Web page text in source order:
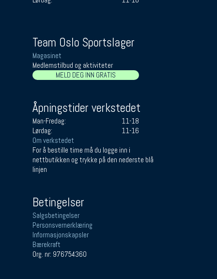
Team Oslo Sportslager
Magasinet
Medlemstilbud og aktiviteter
MELD DEG INN GRATIS
Åpningstider verkstedet
Man-Fredag:
11-18
Lørdag:
11-16
Om verkstedet
For å bestille time må du logge inn i
nettbutikken og trykke på den nederste blå
linjen
Betingelser
Salgsbetingelser
Personsvernerklæring
Informasjonskapsler
Bærekraft
Org. nr: 976754360